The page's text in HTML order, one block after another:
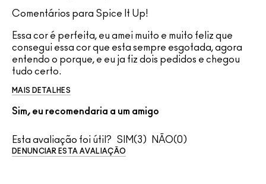
Comentários para Spice It Up!
Essa cor é perfeita, eu amei muito e muito feliz que
consegui essa cor que esta sempre esgotada, agora
entendo o porque, e eu ja fiz dois pedidos e chegou
tudo certo.
MAIS DETALHES
Sim, eu recomendaria a um amigo
Esta avaliação foi útil? 3 0
DENUNCIAR ESTA AVALIAÇÃO